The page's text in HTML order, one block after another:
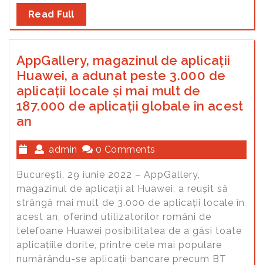
Read Full
AppGallery, magazinul de aplicații
Huawei, a adunat peste 3.000 de
aplicații locale și mai mult de
187.000 de aplicații globale în acest
an
admin 0 Comments
București, 29 iunie 2022 – AppGallery,
magazinul de aplicații al Huawei, a reușit să
strângă mai mult de 3.000 de aplicații locale în
acest an, oferind utilizatorilor români de
telefoane Huawei posibilitatea de a găsi toate
aplicațiile dorite, printre cele mai populare
numărându-se aplicații bancare precum BT